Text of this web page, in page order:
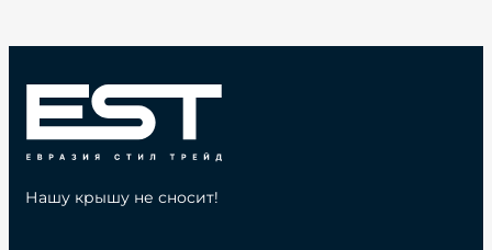
Нашу крышу не сносит!